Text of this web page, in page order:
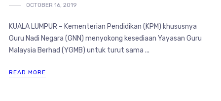
OCTOBER 16, 2019
KUALA LUMPUR – Kementerian Pendidikan (KPM) khususnya
Guru Nadi Negara (GNN) menyokong kesediaan Yayasan Guru
Malaysia Berhad (YGMB) untuk turut sama ...
READ MORE